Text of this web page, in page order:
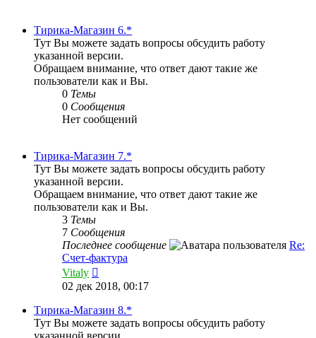
Тирика-Магазин 6.*
Тут Вы можете задать вопросы обсудить работу
указанной версии.
Обращаем внимание, что ответ дают такие же
пользователи как и Вы.
0 Темы
0 Сообщения
Нет сообщений
Тирика-Магазин 7.*
Тут Вы можете задать вопросы обсудить работу
указанной версии.
Обращаем внимание, что ответ дают такие же
пользователи как и Вы.
3 Темы
7 Сообщения
Последнее сообщение
Re:
Счет-фактура
Vitaly
к
последнему
сообщению
02 дек 2018, 00:17
Тирика-Магазин 8.*
Тут Вы можете задать вопросы обсудить работу
указанной версии.